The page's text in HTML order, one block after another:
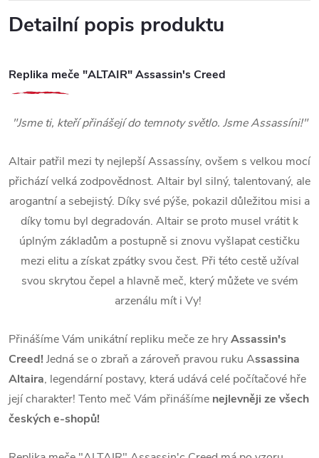
Detailní popis produktu
Replika meče "ALTAIR" Assassin's Creed
"Jsme ti, kteří přinášejí do temnoty světlo. Jsme Assassíni!"
Altair patřil mezi ty nejlepší Assassíny, ovšem s velkou mocí
přichází velká zodpovědnost. Altair byl silný, talentovaný, ale
arogantní a sebejistý. Díky své pýše, pokazil důležitou misi a
díky tomu byl degradován. Altair se proto musel vrátit k
úplným základům a postupně si znovu vyšlapat cestičku
mezi elitu a získat zpátky svou čest. Při této cestě užíval
svou skrytou čepel a hlavně meč, který můžete ve svém
arzenálu mít i Vy!
Přinášíme Vám unikátní repliku meče ze hryAssassin's
Creed!Jedná se o zbraň a zároveň pravou ruku Assassina
Altaira, legendární postavy, která udává celé počítačové hře
její charakter! Tento meč Vám přinášíme nejlevněji ze všech
českých e-shopů!